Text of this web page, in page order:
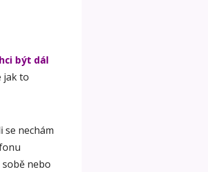
být dál
jak to
se nechám
nebo